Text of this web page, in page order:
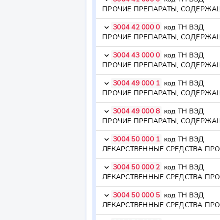
keyboard_arrow_down 3004 42 000 0 код ТН ВЭД
keyboard_arrow_down 3004 43 000 0 код ТН ВЭД
keyboard_arrow_down 3004 49 000 1 код ТН ВЭД
keyboard_arrow_down 3004 49 000 8 код ТН ВЭД
keyboard_arrow_down 3004 50 000 1 код ТН ВЭД
keyboard_arrow_down 3004 50 000 2 код ТН ВЭД
keyboard_arrow_down 3004 50 000 5 код ТН ВЭД